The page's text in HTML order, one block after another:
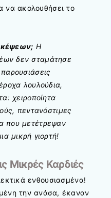
να ακολουθήσει το
Η
δεν σταμάτησε
λουλούδια,
χειροποίητα
πεντανόστιμες
που μετέτρεψαν
μικρή γιορτή!
Μικρές Καρδιές
ενθουσιασμένα!
την ανάσα, έκαναν